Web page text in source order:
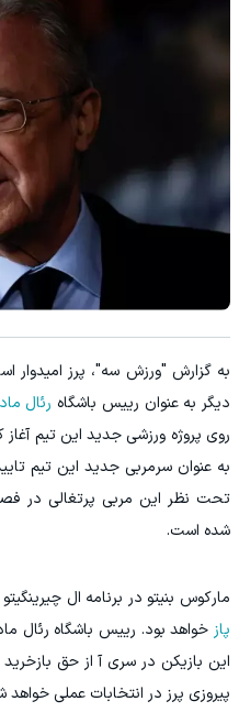
به گزارش "ورزش سه"، پرز امیدوار
دیگر به عنوان رییس باشگاه رئال
روی پروژه ورزشی جدید این تیم آغاز
به عنوان سرمربی جدید این تیم
تحت نظر این مربی پرتغالی در
شده است.
مارکوس بنیتو در برنامه ال
پاز خواهد بود. رییس باشگاه رئال
این بازیکن در سری آ از حق بازخرید
پیروزی پرز در انتخابات عملی